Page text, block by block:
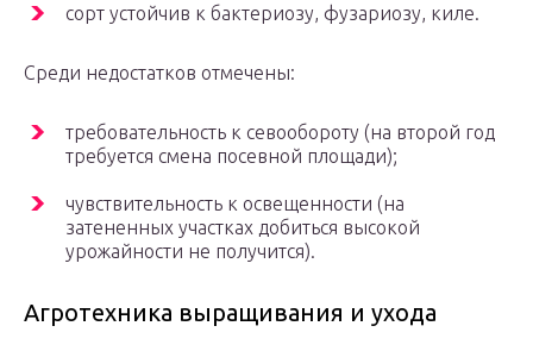
сорт устойчив к бактериозу, фузариозу, киле.
Среди недостатков отмечены:
требовательность к севообороту (на второй год
требуется смена посевной площади);
чувствительность к освещенности (на
затененных участках добиться высокой
урожайности не получится).
Агротехника выращивания и ухода